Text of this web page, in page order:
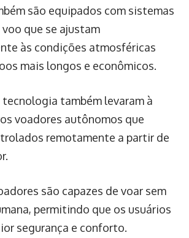
são equipados com sistemas
que se ajustam
às condições atmosféricas
mais longos e econômicos.
tecnologia também levaram à
voadores autônomos que
remotamente a partir de
são capazes de voar sem
permitindo que os usuários
segurança e conforto.